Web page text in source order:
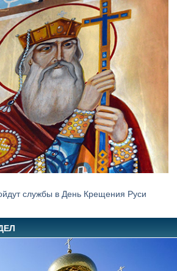
службы в День Крещения Руси